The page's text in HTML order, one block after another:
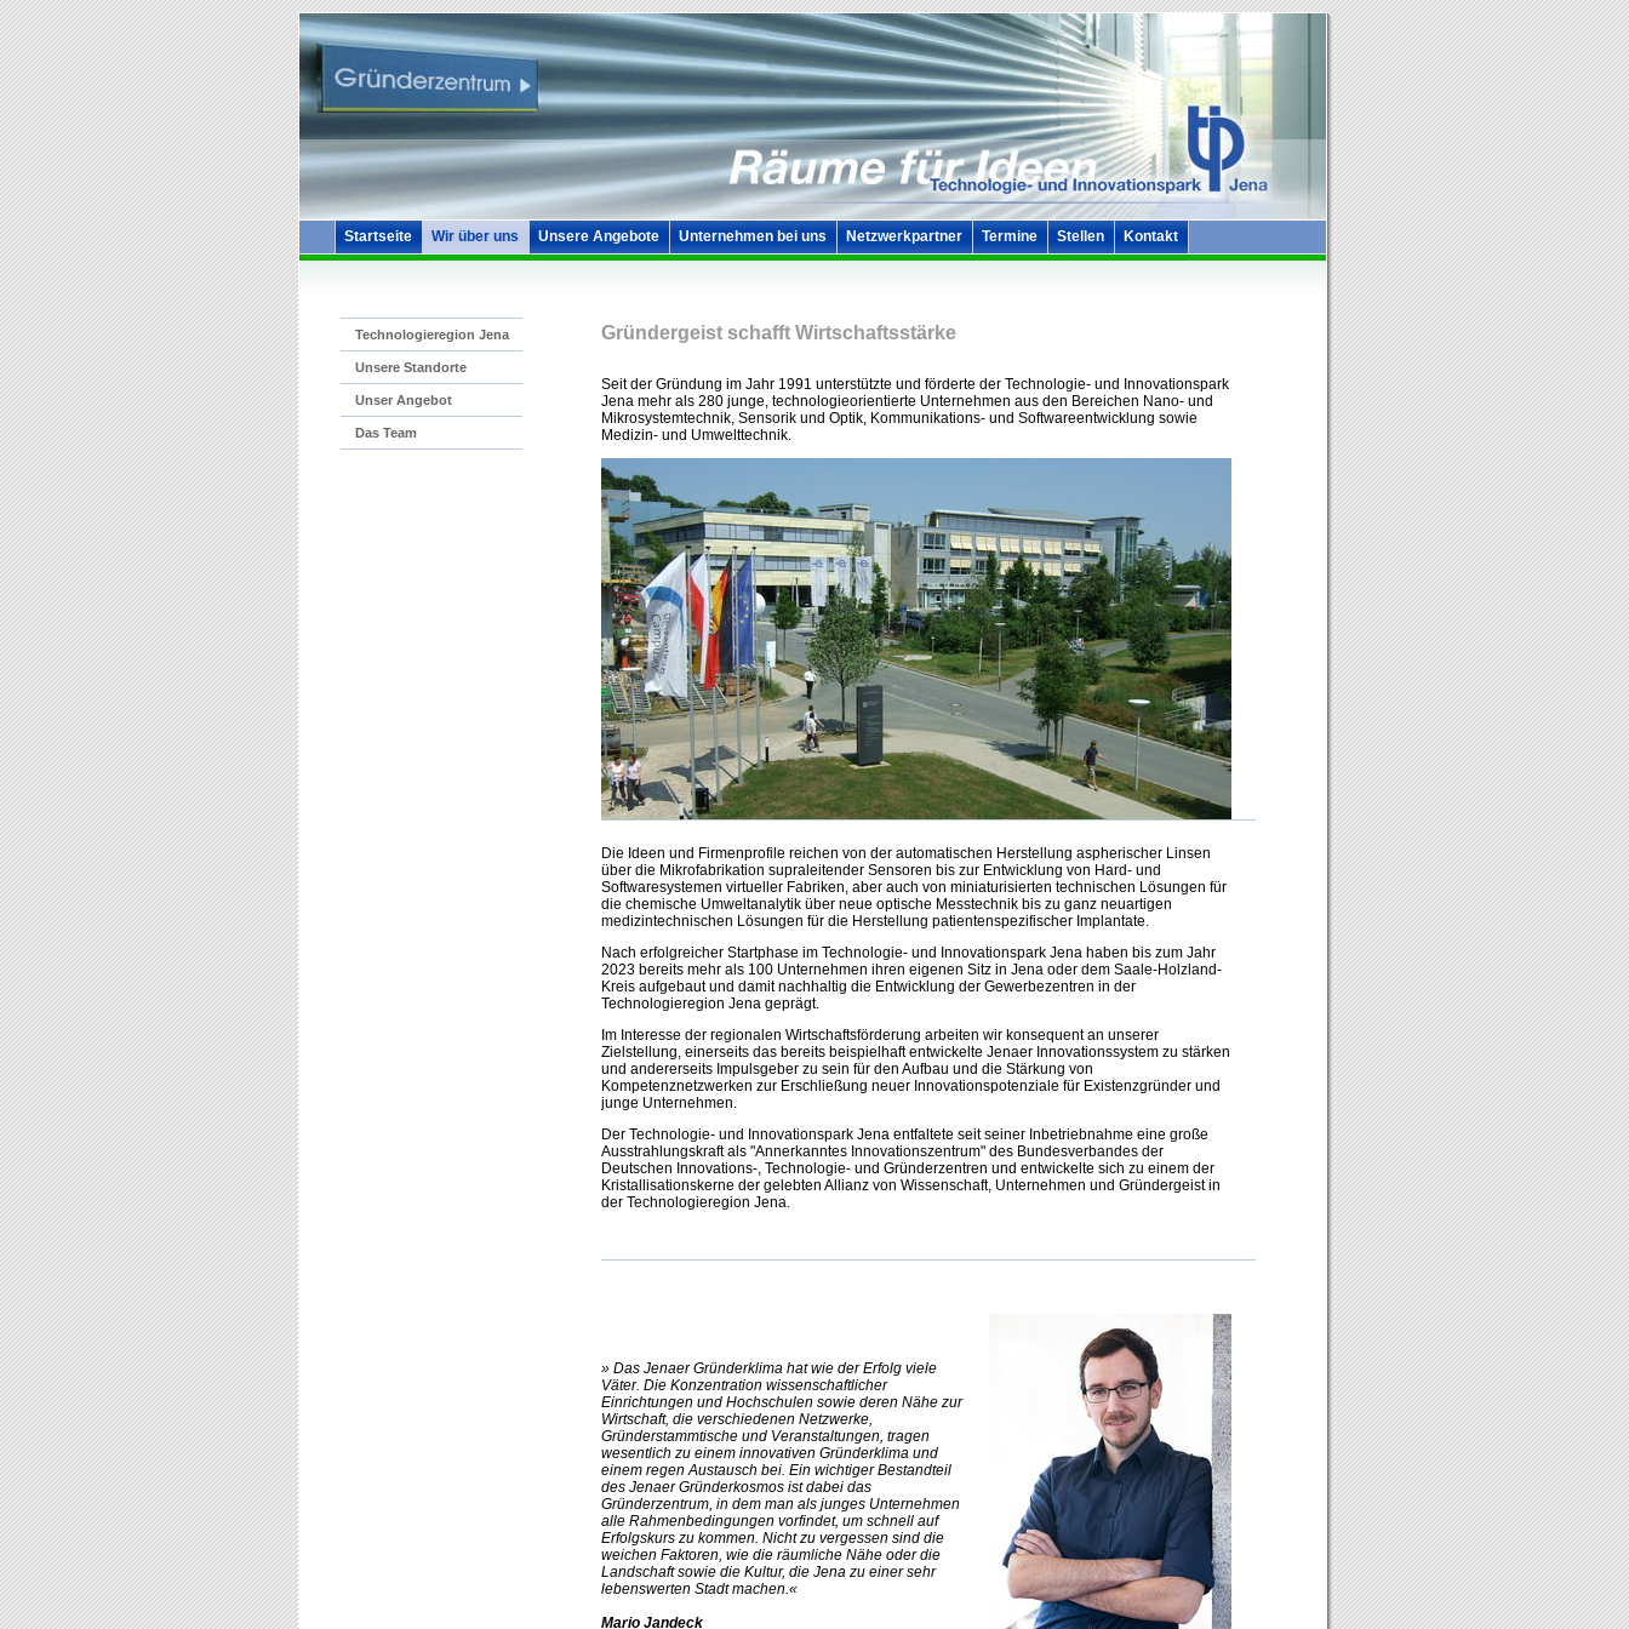
Startseite Wir über uns Unsere Angebote Unternehmen bei uns Netzwerkpartner Termine Stellen Kontakt
Technologieregion Jena
Unsere Standorte
Unser Angebot
Das Team
Gründergeist schafft Wirtschaftsstärke
Seit der Gründung im Jahr 1991 unterstützte und förderte der Technologie- und Innovationspark
Jena mehr als 280 junge, technologieorientierte Unternehmen aus den Bereichen Nano- und
Mikrosystemtechnik, Sensorik und Optik, Kommunikations- und Softwareentwicklung sowie
Medizin- und Umwelttechnik.
Die Ideen und Firmenprofile reichen von der automatischen Herstellung aspherischer Linsen
über die Mikrofabrikation supraleitender Sensoren bis zur Entwicklung von Hard- und
Softwaresystemen virtueller Fabriken, aber auch von miniaturisierten technischen Lösungen für
die chemische Umweltanalytik über neue optische Messtechnik bis zu ganz neuartigen
medizintechnischen Lösungen für die Herstellung patientenspezifischer Implantate.
Nach erfolgreicher Startphase im Technologie- und Innovationspark Jena haben bis zum Jahr
2023 bereits mehr als 100 Unternehmen ihren eigenen Sitz in Jena oder dem Saale-Holzland-
Kreis aufgebaut und damit nachhaltig die Entwicklung der Gewerbezentren in der
Technologieregion Jena geprägt.
Im Interesse der regionalen Wirtschaftsförderung arbeiten wir konsequent an unserer
Zielstellung, einerseits das bereits beispielhaft entwickelte Jenaer Innovationssystem zu stärken
und andererseits Impulsgeber zu sein für den Aufbau und die Stärkung von
Kompetenznetzwerken zur Erschließung neuer Innovationspotenziale für Existenzgründer und
junge Unternehmen.
Der Technologie- und Innovationspark Jena entfaltete seit seiner Inbetriebnahme eine große
Ausstrahlungskraft als "Annerkanntes Innovationszentrum" des Bundesverbandes der
Deutschen Innovations-, Technologie- und Gründerzentren und entwickelte sich zu einem der
Kristallisationskerne der gelebten Allianz von Wissenschaft, Unternehmen und Gründergeist in
der Technologieregion Jena.
» Das Jenaer Gründerklima hat wie der Erfolg viele
Väter. Die Konzentration wissenschaftlicher
Einrichtungen und Hochschulen sowie deren Nähe zur
Wirtschaft, die verschiedenen Netzwerke,
Gründerstammtische und Veranstaltungen, tragen
wesentlich zu einem innovativen Gründerklima und
einem regen Austausch bei. Ein wichtiger Bestandteil
des Jenaer Gründerkosmos ist dabei das
Gründerzentrum, in dem man als junges Unternehmen
alle Rahmenbedingungen vorfindet, um schnell auf
Erfolgskurs zu kommen. Nicht zu vergessen sind die
weichen Faktoren, wie die räumliche Nähe oder die
Landschaft sowie die Kultur, die Jena zu einer sehr
lebenswerten Stadt machen.«
Mario Jandeck